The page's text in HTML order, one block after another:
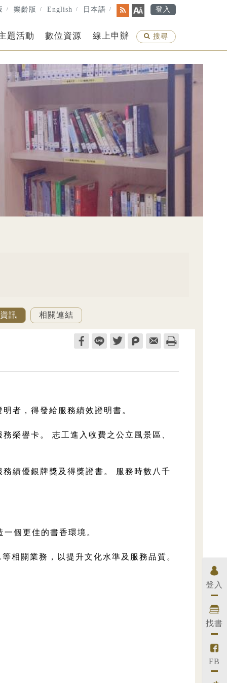
樂齡版 English 日本語
rss
級
登入
題活動 數位資源 線上申辦
搜
尋
搜尋
登入
找書
FB
訊 相關連結
者，得發給服務績效證明書。
榮譽卡。 志工進入收費之公立風景區、
績優銀牌獎及得獎證書。 服務時數八千
個更佳的書香環境。
相關業務，以提升文化水準及服務品質。